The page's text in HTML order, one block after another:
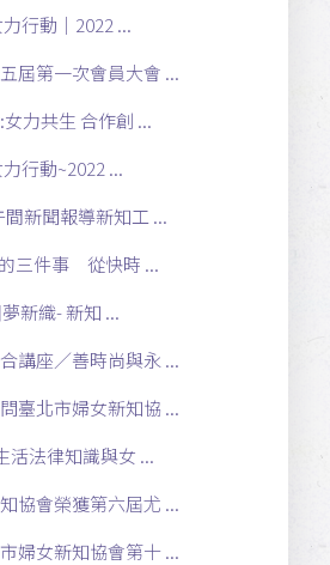
力行動｜2022 ...
屆第一次會員大會 ...
女力共生 合作創 ...
行動~2022 ...
新聞報導新知工 ...
三件事 從快時 ...
新織- 新知 ...
講座／善時尚與永 ...
臺北市婦女新知協 ...
活法律知識與女 ...
協會榮獲第六屆尤 ...
婦女新知協會第十 ...